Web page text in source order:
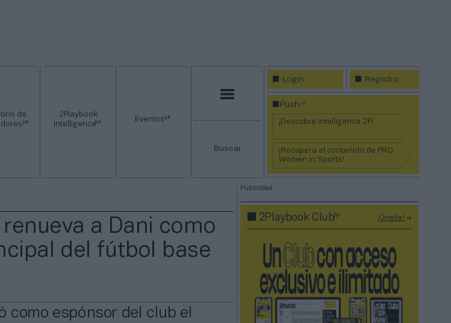
de
2P
2Playbook
Intelligence2P Eventos2P
Buscar
Login Registro
Push2P
¡Descubre Intelligence 2P!
¡Recupera el contenido de PRO
Women in Sports!
renueva a Dani como
del fútbol base
como espónsor del club el
Publicidad
2Playbook Club2P ¡Únete!